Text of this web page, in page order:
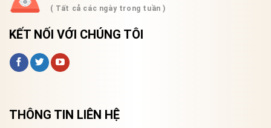
( Tất cả các ngày trong tuần )
KẾT NỐI VỚI CHÚNG TÔI
THÔNG TIN LIÊN HỆ